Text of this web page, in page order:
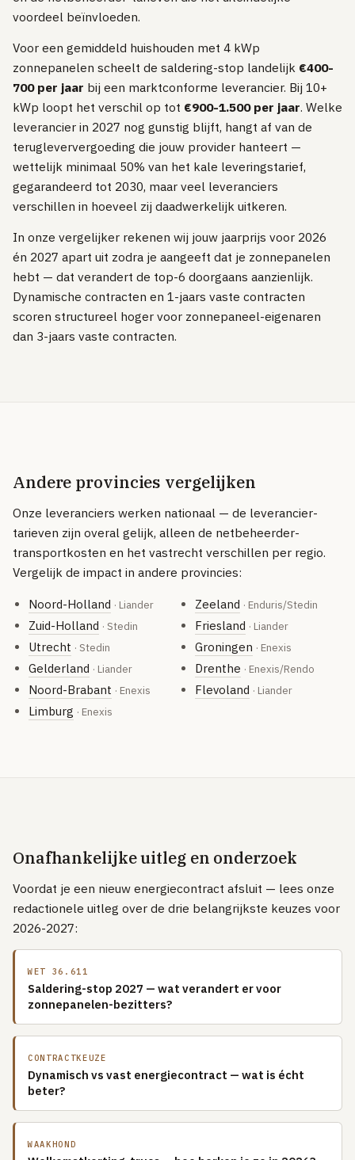
voordeel beïnvloeden.
Voor een gemiddeld huishouden met 4 kWp
zonnepanelen scheelt de saldering-stop landelijk €400-
700 per jaar bij een marktconforme leverancier. Bij 10+
kWp loopt het verschil op tot €900-1.500 per jaar. Welke
leverancier in 2027 nog gunstig blijft, hangt af van de
terugleververgoeding die jouw provider hanteert —
wettelijk minimaal 50% van het kale leveringstarief,
gegarandeerd tot 2030, maar veel leveranciers
verschillen in hoeveel zij daadwerkelijk uitkeren.
In onze vergelijker rekenen wij jouw jaarprijs voor 2026
én 2027 apart uit zodra je aangeeft dat je zonnepanelen
hebt — dat verandert de top-6 doorgaans aanzienlijk.
Dynamische contracten en 1-jaars vaste contracten
scoren structureel hoger voor zonnepaneel-eigenaren
dan 3-jaars vaste contracten.
Andere provincies vergelijken
Onze leveranciers werken nationaal — de leverancier-
tarieven zijn overal gelijk, alleen de netbeheerder-
transportkosten en het vastrecht verschillen per regio.
Vergelijk de impact in andere provincies:
Noord-Holland · Liander
Zuid-Holland · Stedin
Utrecht · Stedin
Gelderland · Liander
Noord-Brabant · Enexis
Limburg · Enexis
Zeeland · Enduris/Stedin
Friesland · Liander
Groningen · Enexis
Drenthe · Enexis/Rendo
Flevoland · Liander
Onafhankelijke uitleg en onderzoek
Voordat je een nieuw energiecontract afsluit — lees onze
redactionele uitleg over de drie belangrijkste keuzes voor
2026-2027:
WET 36.611
Saldering-stop 2027 — wat verandert er voor
zonnepanelen-bezitters?
CONTRACTKEUZE
Dynamisch vs vast energiecontract — wat is écht
beter?
WAAKHOND